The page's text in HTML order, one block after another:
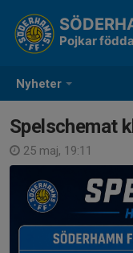
Nyheter
Pojkar
Spelschemat
25 maj, 19:11